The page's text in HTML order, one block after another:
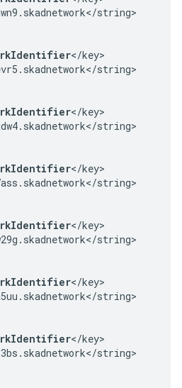
string>
</key>
string>
</key>
string>
</key>
string>
</key>
string>
</key>
string>
</key>
string>